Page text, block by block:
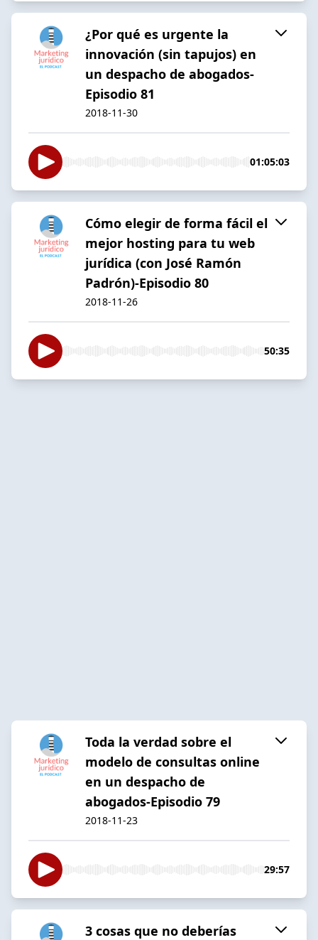
¿Por qué es urgente la
innovación (sin tapujos) en
un despacho de abogados-
Episodio 81
2018-11-30
01:05:03
Cómo elegir de forma fácil el
mejor hosting para tu web
jurídica (con José Ramón
Padrón)-Episodio 80
2018-11-26
50:35
Toda la verdad sobre el
modelo de consultas online
en un despacho de
abogados-Episodio 79
2018-11-23
29:57
3 cosas que no deberías